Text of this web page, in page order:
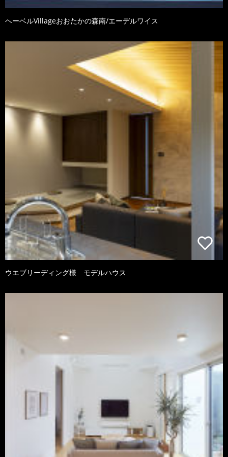
ヘーベルVillageおおたかの森南/エーデルワイス
ウエブリーディング様 モデルハウス